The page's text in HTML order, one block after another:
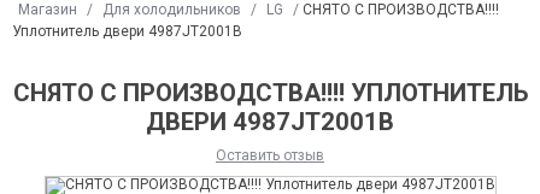
Магазин / Для холодильников / LG / СНЯТО С ПРОИЗВОДСТВА!!!!
Уплотнитель двери 4987JT2001B
СНЯТО С ПРОИЗВОДСТВА!!!! УПЛОТНИТЕЛЬ
ДВЕРИ 4987JT2001B
Оставить отзыв